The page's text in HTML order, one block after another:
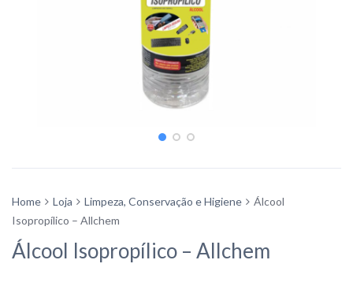
Home Loja Limpeza, Conservação e Higiene
Álcool
Isopropílico – Allchem
Álcool Isopropílico – Allchem